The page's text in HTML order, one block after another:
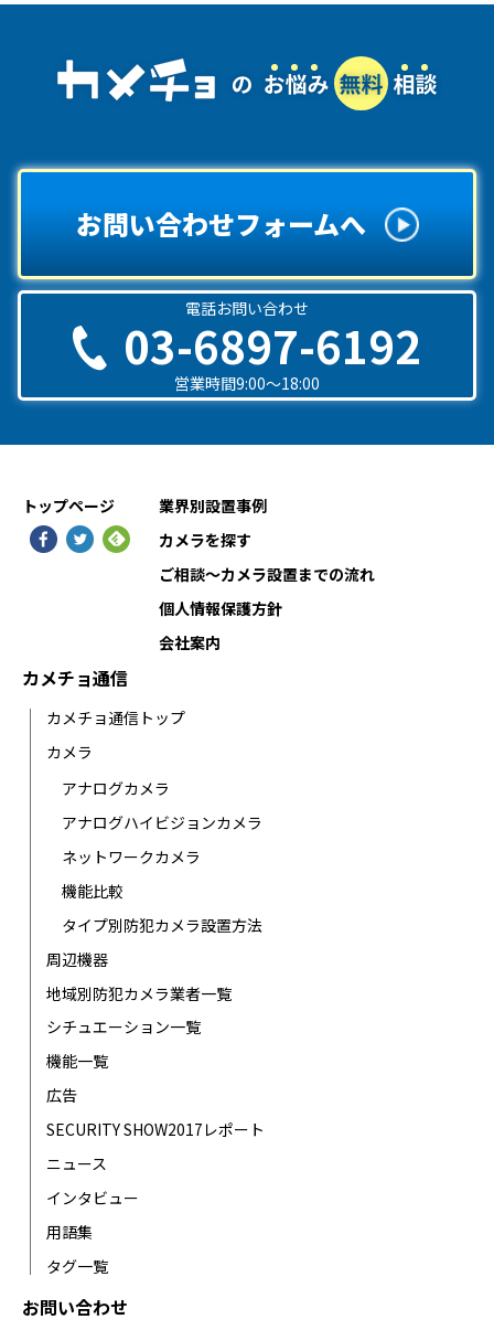
お問い合わせフォームへ
電話お問い合わせ
03-6897-6192
営業時間9:00〜18:00
トップページ
業界別設置事例
カメラを探す
ご相談〜カメラ設置までの流れ
個人情報保護方針
会社案内
カメチョ通信
カメチョ通信トップ
カメラ
アナログカメラ
アナログハイビジョンカメラ
ネットワークカメラ
機能比較
タイプ別防犯カメラ設置方法
周辺機器
地域別防犯カメラ業者一覧
シチュエーション一覧
機能一覧
広告
SECURITY SHOW2017レポート
ニュース
インタビュー
用語集
タグ一覧
お問い合わせ